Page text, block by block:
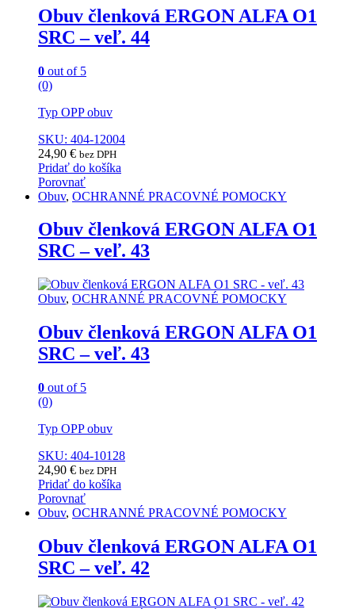
Obuv členková ERGON ALFA O1
SRC – veľ. 44
0 out of 5
(0)
Typ OPP obuv
SKU: 404-12004
24,90 € bez DPH
Pridať do košíka
Porovnať
Obuv, OCHRANNÉ PRACOVNÉ POMOCKY
Obuv členková ERGON ALFA O1
SRC – veľ. 43
Obuv, OCHRANNÉ PRACOVNÉ POMOCKY
Obuv členková ERGON ALFA O1
SRC – veľ. 43
0 out of 5
(0)
Typ OPP obuv
SKU: 404-10128
24,90 € bez DPH
Pridať do košíka
Porovnať
Obuv, OCHRANNÉ PRACOVNÉ POMOCKY
Obuv členková ERGON ALFA O1
SRC – veľ. 42